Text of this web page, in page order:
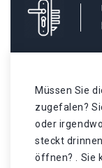
Müssen Sie
zugefalen?
oder
steckt
öffnen? . Sie